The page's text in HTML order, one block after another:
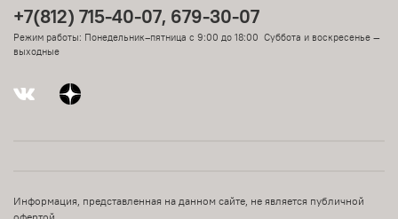
+7(812) 715-40-07, 679-30-07
Режим работы: Понедельник–пятница с 9:00 до 18:00 Суббота и воскресенье —
выходные
Информация, представленная на данном сайте, не является публичной